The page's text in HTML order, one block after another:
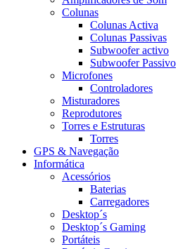
Colunas
Colunas Activa
Colunas Passivas
Subwoofer activo
Subwoofer Passivo
Microfones
Controladores
Misturadores
Reprodutores
Torres e Estruturas
Torres
GPS & Navegação
Informática
Acessórios
Baterias
Carregadores
Desktop´s
Desktop´s Gaming
Portáteis